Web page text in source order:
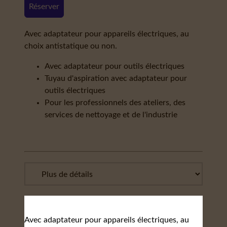
Réserver
Avec adaptateur pour appareils électriques, au
choix antistatique ou non.
Avec adaptateur pour outils électriques
Tuyau d'aspiration avec adaptateur pour
outils électriques
Pour les professionnels des ateliers, des
services de nettoyage et de l'industrie
Avec adaptateur pour appareils électriques, au